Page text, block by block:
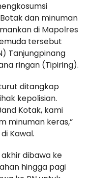
dan minuman
di Mapolres
tersebut
Tanjungpinang
ringan (Tipiring).
ditangkap
kepolisian.
Kotak, kami
minuman keras,”
Kawal.
dibawa ke
hingga pagi